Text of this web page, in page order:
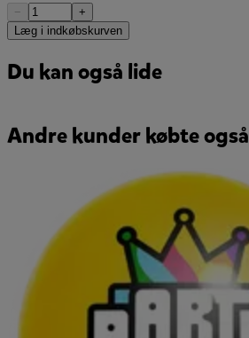
−
+
Læg i indkøbskurven
Du kan også lide
Andre kunder købte også